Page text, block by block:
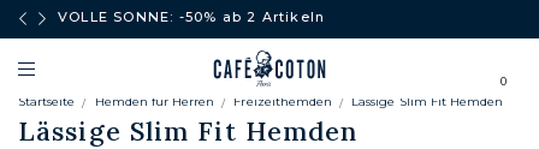
VOLLE SONNE: -50% ab 2 Artikeln
0
Startseite Hemden fur Herren Freizeithemden Lässige Slim Fit Hemden
Lässige Slim Fit Hemden